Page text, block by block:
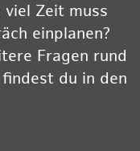
Zeit muss
einplanen?
Fragen rund
du in den